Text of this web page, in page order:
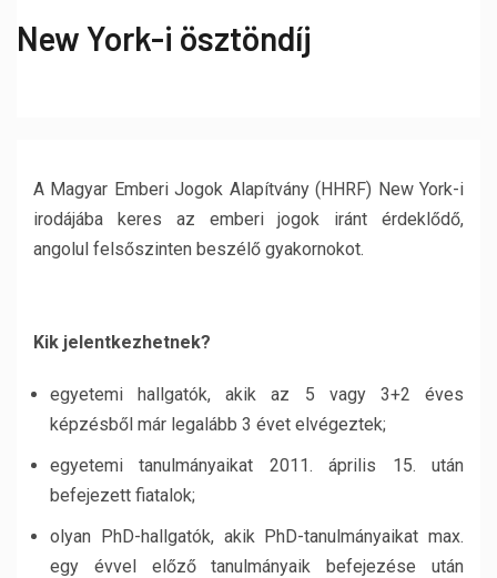
New York-i ösztöndíj
A Magyar Emberi Jogok Alapítvány (HHRF) New York-i
irodájába keres az emberi jogok iránt érdeklődő,
angolul felsőszinten beszélő gyakornokot.
Kik jelentkezhetnek?
egyetemi hallgatók, akik az 5 vagy 3+2 éves
képzésből már legalább 3 évet elvégeztek;
egyetemi tanulmányaikat 2011. április 15. után
befejezett fiatalok;
olyan PhD-hallgatók, akik PhD-tanulmányaikat max.
egy évvel előző tanulmányaik befejezése után